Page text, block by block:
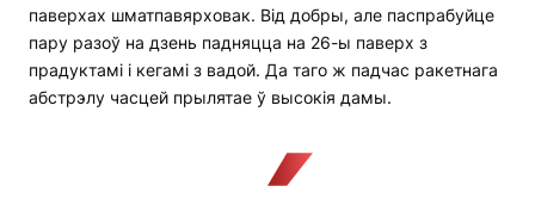
паверхах шматпавярховак. Від добры, але паспрабуйце
пару разоў на дзень падняцца на 26-ы паверх з
прадуктамі і кегамі з вадой. Да таго ж падчас ракетнага
абстрэлу часцей прылятае ў высокія дамы.